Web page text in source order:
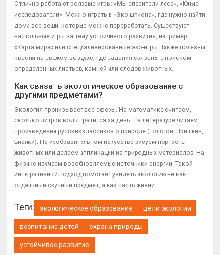
Отлично работают ролевые игры: «Мы спасители леса», «Юные
исследователи». Можно играть в «Эко-шпиона», где нужно найти
дома все вещи, которые можно переработать. Существуют
настольные игры на тему устойчивого развития, например,
«Карта мира» или специализированные эко-игры. Также полезны
квесты на свежем воздухе, где задания связаны с поиском
определенных листьев, камней или следов животных.
Как связать экологическое образование с
другими предметами?
Экология пронизывает все сферы. На математике считаем,
сколько литров воды тратится за день. На литературе читаем
произведения русских классиков о природе (Толстой, Пришвин,
Бианки). На изобразительном искусстве рисуем портреты
животных или делаем аппликации из природных материалов. На
физике изучаем возобновляемые источники энергии. Такой
интегративный подход помогает увидеть экологию не как
отдельный скучный предмет, а как часть жизни.
Теги: экологическое образование цели экологии
воспитание детей охрана природы
устойчивое развитие